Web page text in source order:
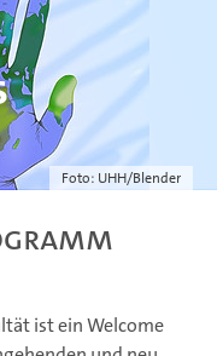
Foto: UHH/Blender
ist ein Welcome